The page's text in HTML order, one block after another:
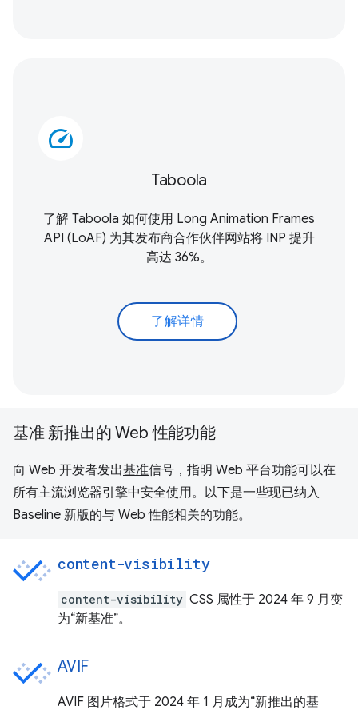
speed
Taboola
了解 Taboola 如何使用 Long Animation Frames
API (LoAF) 为其发布商合作伙伴网站将 INP 提升
高达 36%。
了解详情
基准 新推出的 Web 性能功能
向 Web 开发者发出基准信号，指明 Web 平台功能可以在
所有主流浏览器引擎中安全使用。以下是一些现已纳入
Baseline 新版的与 Web 性能相关的功能。
content-visibility
content-visibility CSS 属性于 2024 年 9 月变
为“新基准”。
AVIF
AVIF 图片格式于 2024 年 1 月成为“新推出的基